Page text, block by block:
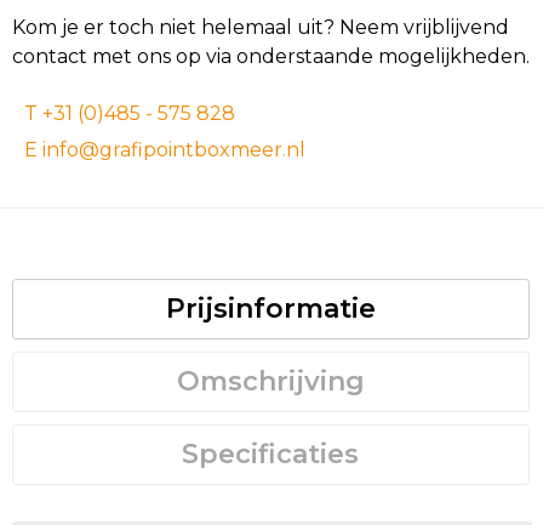
Kom je er toch niet helemaal uit? Neem vrijblijvend
contact met ons op via onderstaande mogelijkheden.
T +31 (0)485 - 575 828
E info@grafipointboxmeer.nl
Prijsinformatie
Omschrijving
Specificaties